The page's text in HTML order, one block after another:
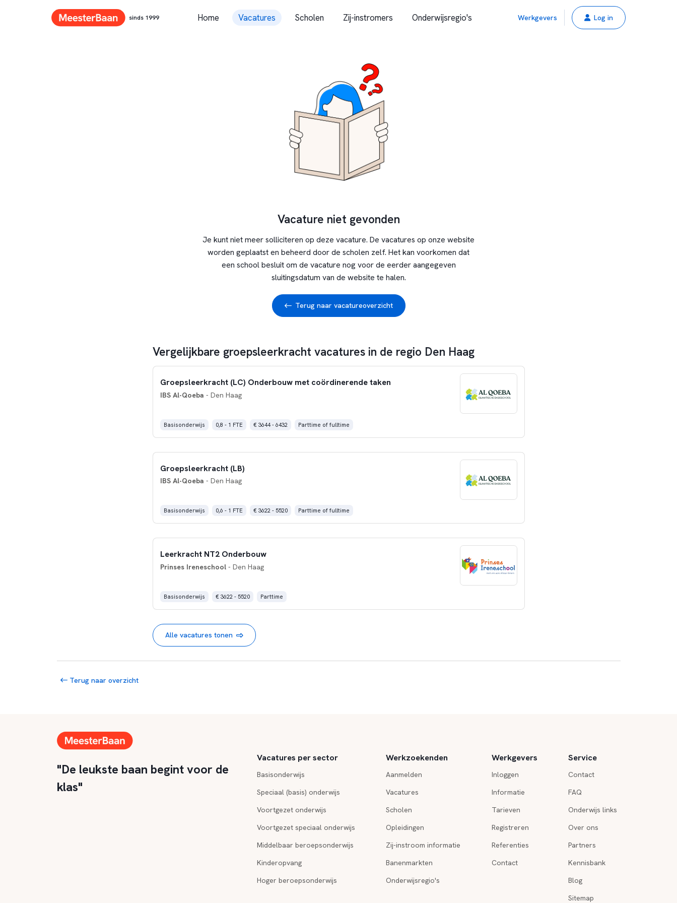
sinds 1999 Home Vacatures Scholen Zij-instromers Onderwijsregio's Werkgevers Log in
Vacature niet gevonden
Je kunt niet meer solliciteren op deze vacature. De vacatures op onze website
worden geplaatst en beheerd door de scholen zelf. Het kan voorkomen dat
een school besluit om de vacature nog voor de eerder aangegeven
sluitingsdatum van de website te halen.
Terug naar vacatureoverzicht
Vergelijkbare groepsleerkracht vacatures in de regio Den Haag
Groepsleerkracht (LC) Onderbouw met coördinerende taken
IBS Al-Qoeba - Den Haag
Basisonderwijs 0,8 - 1 FTE € 3644 - 6432 Parttime of fulltime
Groepsleerkracht (LB)
IBS Al-Qoeba - Den Haag
Basisonderwijs 0,6 - 1 FTE € 3622 - 5520 Parttime of fulltime
Leerkracht NT2 Onderbouw
Prinses Ireneschool- Den Haag
Basisonderwijs € 3622 - 5520 Parttime
Alle vacatures tonen
Terug naar overzicht
"De leukste baan begint voor de
klas"
Vacatures per sector
Basisonderwijs
Speciaal (basis) onderwijs
Voortgezet onderwijs
Voortgezet speciaal onderwijs
Middelbaar beroepsonderwijs
Kinderopvang
Hoger beroepsonderwijs
Werkzoekenden
Aanmelden
Vacatures
Scholen
Opleidingen
Zij-instroom informatie
Banenmarkten
Onderwijsregio's
Werkgevers
Inloggen
Informatie
Tarieven
Registreren
Referenties
Contact
Service
Contact
FAQ
Onderwijs links
Over ons
Partners
Kennisbank
Blog
Sitemap